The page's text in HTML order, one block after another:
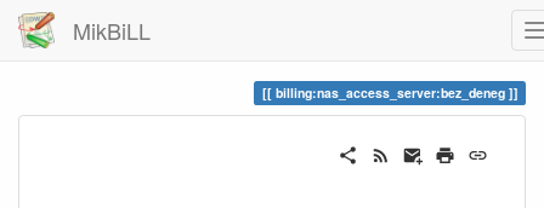
MikBiLL
billing:nas_access_server:bez_deneg